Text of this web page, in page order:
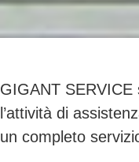
GIGANT
l’attività di
un completo